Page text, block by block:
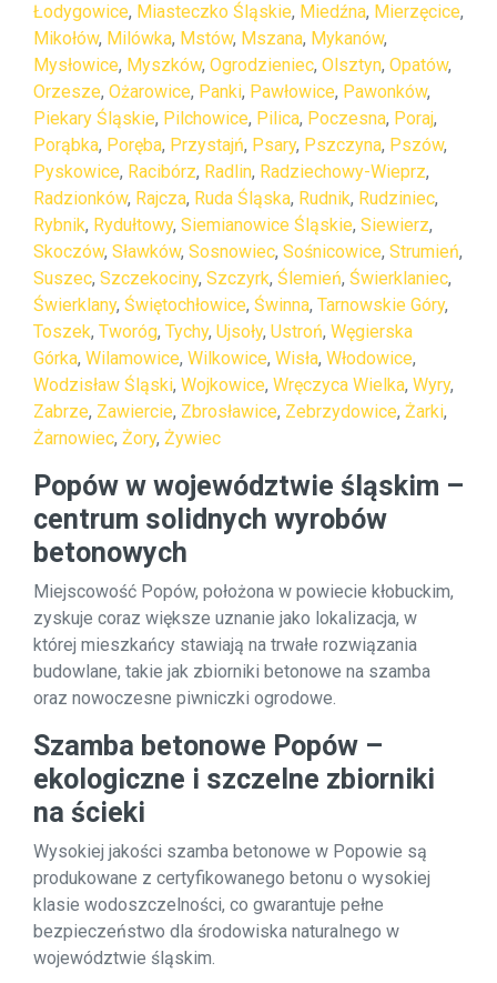
Łodygowice, Miasteczko Śląskie, Miedźna, Mierzęcice,
Mikołów, Milówka, Mstów, Mszana, Mykanów,
Mysłowice, Myszków, Ogrodzieniec, Olsztyn, Opatów,
Orzesze, Ożarowice, Panki, Pawłowice, Pawonków,
Piekary Śląskie, Pilchowice, Pilica, Poczesna, Poraj,
Porąbka, Poręba, Przystajń, Psary, Pszczyna, Pszów,
Pyskowice, Racibórz, Radlin, Radziechowy-Wieprz,
Radzionków, Rajcza, Ruda Śląska, Rudnik, Rudziniec,
Rybnik, Rydułtowy, Siemianowice Śląskie, Siewierz,
Skoczów, Sławków, Sosnowiec, Sośnicowice, Strumień,
Suszec, Szczekociny, Szczyrk, Ślemień, Świerklaniec,
Świerklany, Świętochłowice, Świnna, Tarnowskie Góry,
Toszek, Tworóg, Tychy, Ujsoły, Ustroń, Węgierska
Górka, Wilamowice, Wilkowice, Wisła, Włodowice,
Wodzisław Śląski, Wojkowice, Wręczyca Wielka, Wyry,
Zabrze, Zawiercie, Zbrosławice, Zebrzydowice, Żarki,
Żarnowiec, Żory, Żywiec
Popów w województwie śląskim –
centrum solidnych wyrobów
betonowych
Miejscowość Popów, położona w powiecie kłobuckim,
zyskuje coraz większe uznanie jako lokalizacja, w
której mieszkańcy stawiają na trwałe rozwiązania
budowlane, takie jak zbiorniki betonowe na szamba
oraz nowoczesne piwniczki ogrodowe.
Szamba betonowe Popów –
ekologiczne i szczelne zbiorniki
na ścieki
Wysokiej jakości szamba betonowe w Popowie są
produkowane z certyfikowanego betonu o wysokiej
klasie wodoszczelności, co gwarantuje pełne
bezpieczeństwo dla środowiska naturalnego w
województwie śląskim.